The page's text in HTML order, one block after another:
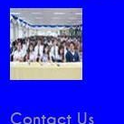
Contact Us